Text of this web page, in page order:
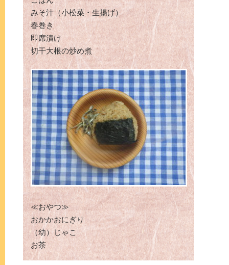
みそ汁（小松菜・生揚げ）
春巻き
即席漬け
切干大根の炒め煮
≪おやつ≫
おかかおにぎり
（幼）じゃこ
お茶